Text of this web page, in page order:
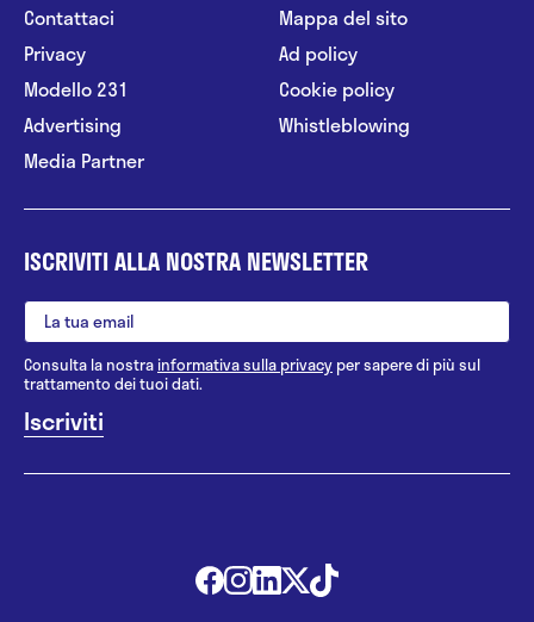
Contattaci
Privacy
Modello 231
Advertising
Media Partner
Mappa del sito
Ad policy
Cookie policy
Whistleblowing
ISCRIVITI ALLA NOSTRA NEWSLETTER
Consulta la nostrainformativa sulla privacy per sapere di più sul
trattamento dei tuoi dati.